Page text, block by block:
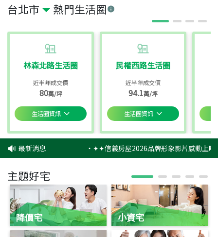
台北市 熱門生活圈
林森北路生活圈
近半年成交價
80萬/坪
生活圈資訊
民權西路生活圈
近半年成交價
94.1萬/坪
生活圈資訊
最新消息 ‧✦✦信義房屋2026品牌形象影片感動上映
主題好宅
降價宅 小資宅